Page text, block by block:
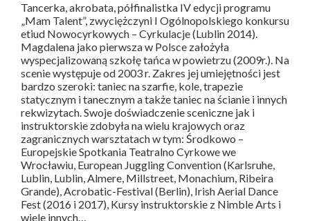
Tancerka, akrobata, półfinalistka IV edycji programu
„Mam Talent”, zwyciężczyni I Ogólnopolskiego konkursu
etiud Nowocyrkowych – Cyrkulacje (Lublin 2014).
Magdalena jako pierwsza w Polsce założyła
wyspecjalizowaną szkołę tańca w powietrzu (2009r.). Na
scenie występuje od 2003 r. Zakres jej umiejętności jest
bardzo szeroki: taniec na szarfie, kole, trapezie
statycznym i tanecznym a także taniec na ścianie i innych
rekwizytach. Swoje doświadczenie sceniczne jak i
instruktorskie zdobyła na wielu krajowych oraz
zagranicznych warsztatach w tym: Środkowo –
Europejskie Spotkania Teatralno Cyrkowe we
Wrocławiu, European Juggling Convention (Karlsruhe,
Lublin, Lublin, Almere, Millstreet, Monachium, Ribeira
Grande), Acrobatic-Festival (Berlin), Irish Aerial Dance
Fest (2016 i 2017), Kursy instruktorskie z Nimble Arts i
wiele innych…